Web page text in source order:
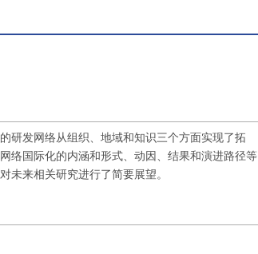
研发网络从组织、地域和知识三个方面实现了拓
络国际化的内涵和形式、动因、结果和演进路径等
未来相关研究进行了简要展望。